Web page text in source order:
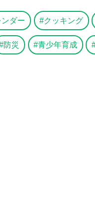
ダー クッキング
防災 青少年育成